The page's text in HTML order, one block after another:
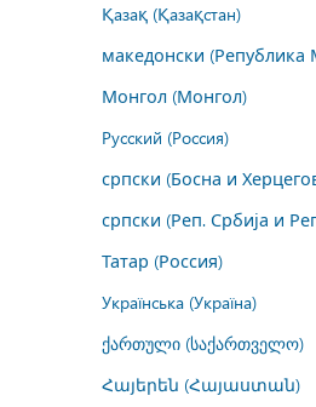
Қазақ (Қазақстан)
македонски (Република
Монгол (Монгол)
Русский (Россия)
српски (Босна и
српски (Реп. Србија и
Татар (Россия)
Українська (Україна)
ქართული (საქართველო)
Հայերեն (Հայաստան)